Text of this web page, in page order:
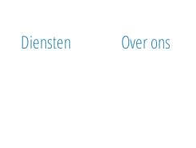
Diensten Over ons